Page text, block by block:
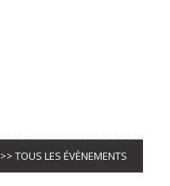
>> TOUS LES ÉVÈNEMENTS